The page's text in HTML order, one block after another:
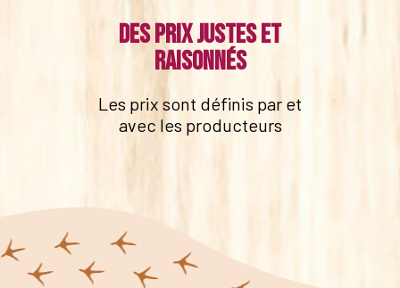
Des prix justes et
raisonnés
Les prix sont définis par et
avec les producteurs